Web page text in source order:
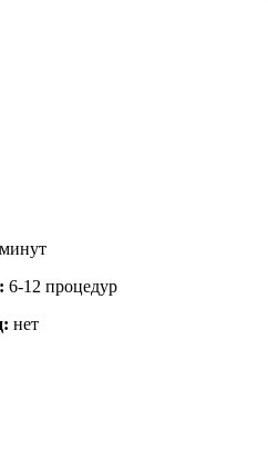
6-12 процедур
нет